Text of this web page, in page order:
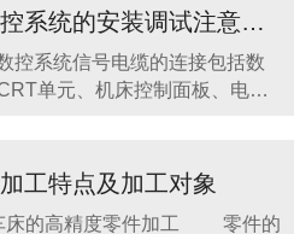
积使用电镀时，由于人们不喜
喜欢另一种色调，所以就开发
CNC加工产品。 铝腔体CNC
数控车床数控系统的安装调试注意事项
系统信号电缆的连接包括数
单元、机床控制面板、电气
的规定。数控系统安装调试时
控车床地线的连接相当重
不仅对设备和人身的安全十分
工特点及加工对象
的高精度零件加工 零件的